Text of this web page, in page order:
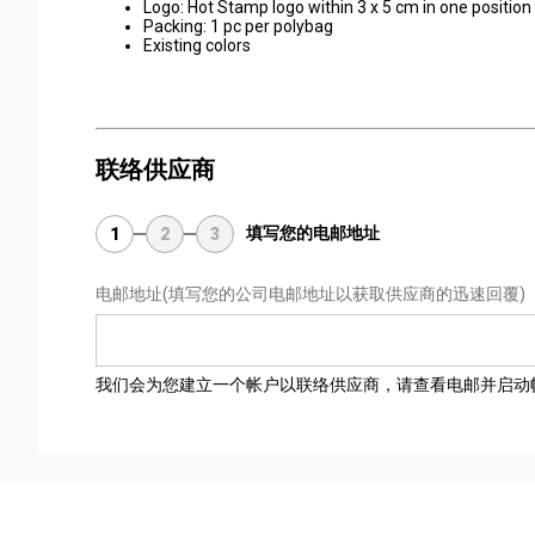
Logo: Hot Stamp logo within 3 x 5 cm in one position
Packing: 1 pc per polybag
Existing colors
联络供应商
1 2 3 填写您的电邮地址
电邮地址(填写您的公司电邮地址以获取供应商的迅速回覆)
我们会为您建立一个帐户以联络供应商，请查看电邮并启动